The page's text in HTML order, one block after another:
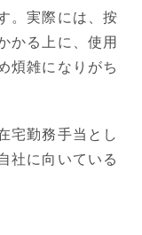
。実際には、按
かる上に、使用
煩雑になりがち
宅勤務手当とし
社に向いている